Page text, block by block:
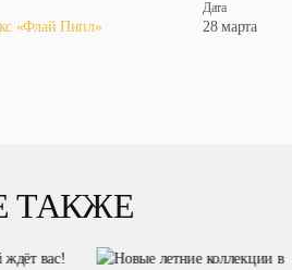
«Флай Пипл»
Дата
28 марта
ТАКЖЕ